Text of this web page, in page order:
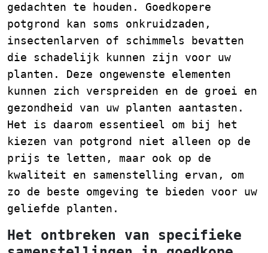
gedachten te houden. Goedkopere
potgrond kan soms onkruidzaden,
insectenlarven of schimmels bevatten
die schadelijk kunnen zijn voor uw
planten. Deze ongewenste elementen
kunnen zich verspreiden en de groei en
gezondheid van uw planten aantasten.
Het is daarom essentieel om bij het
kiezen van potgrond niet alleen op de
prijs te letten, maar ook op de
kwaliteit en samenstelling ervan, om
zo de beste omgeving te bieden voor uw
geliefde planten.
Het ontbreken van specifieke